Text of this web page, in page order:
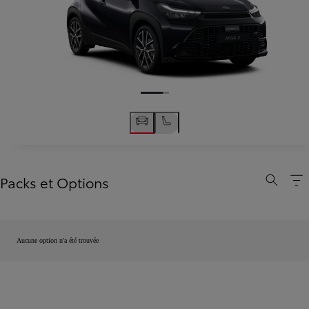
Packs et Options
Aucune option n'a été trouvée